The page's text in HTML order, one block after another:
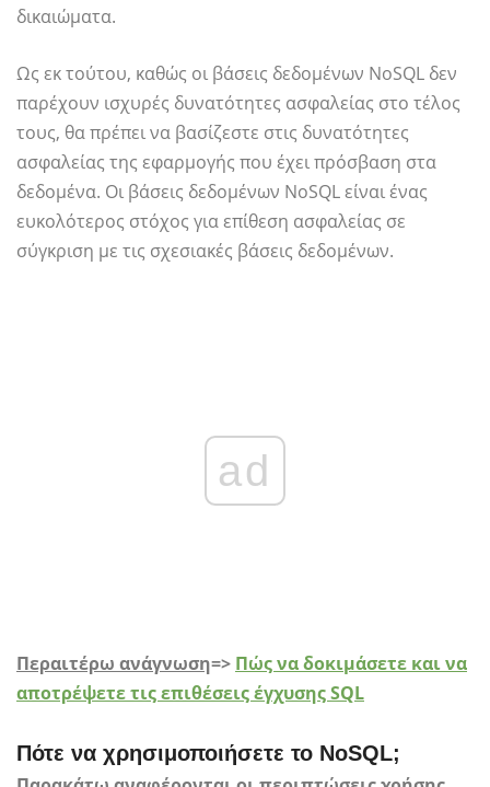
δικαιώματα.
Ως εκ τούτου, καθώς οι βάσεις δεδομένων NoSQL δεν
παρέχουν ισχυρές δυνατότητες ασφαλείας στο τέλος
τους, θα πρέπει να βασίζεστε στις δυνατότητες
ασφαλείας της εφαρμογής που έχει πρόσβαση στα
δεδομένα. Οι βάσεις δεδομένων NoSQL είναι ένας
ευκολότερος στόχος για επίθεση ασφαλείας σε
σύγκριση με τις σχεσιακές βάσεις δεδομένων.
ad
Περαιτέρω ανάγνωση=> Πώς να δοκιμάσετε και να
αποτρέψετε τις επιθέσεις έγχυσης SQL
Πότε να χρησιμοποιήσετε το NoSQL;